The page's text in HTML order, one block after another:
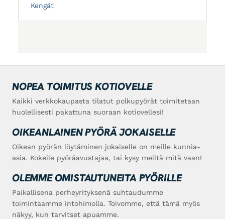
Kengät
NOPEA TOIMITUS KOTIOVELLE
Kaikki verkkokaupasta tilatut polkupyörät toimitetaan
huolellisesti pakattuna suoraan kotiovellesi!
OIKEANLAINEN PYÖRÄ JOKAISELLE
Oikean pyörän löytäminen jokaiselle on meille kunnia-
asia. Kokeile pyöräavustajaa, tai kysy meiltä mitä vaan!
OLEMME OMISTAUTUNEITA PYÖRILLE
Paikallisena perheyrityksenä suhtaudumme
toimintaamme intohimolla. Toivomme, että tämä myös
näkyy, kun tarvitset apuamme.